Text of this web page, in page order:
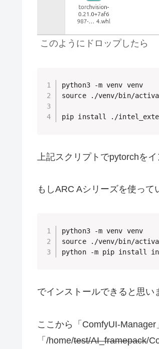
このようにドロップしたら
python3 -m venv venv
source ./venv/bin/
pip install ./
上記スクリプトでpytorchを
もしARC Aシリーズを使っ
python3 -m venv venv
source ./venv/bin/
python -m pip install
でインストールできると思い
ここから「ComfyUI-
「/home/test/AI_framepack/